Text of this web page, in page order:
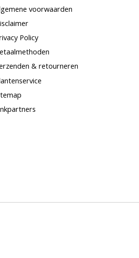
voorwaarden
Policy
& retourneren